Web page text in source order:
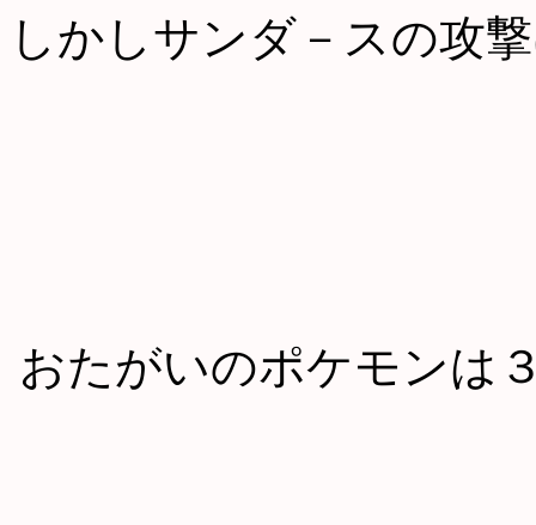
しかしサンダ－スの攻
おたがいのポケモンは